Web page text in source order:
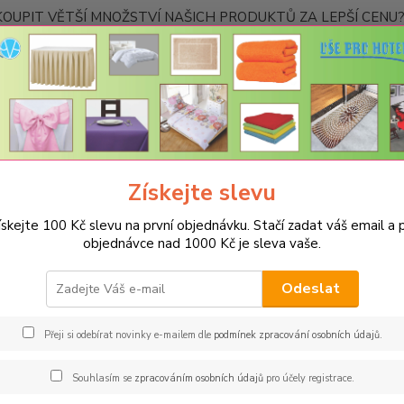
VĚTŠÍ MNOŽSTVÍ NAŠICH PRODUKTŮ ZA LEPŠÍ
Kontakty
Hledat
Teflonové ubrusy jednobarevné s vodoodpudivou úpravou
ubrus 38x140cm - červený
Získejte slevu
100 Kč slevu na první objednávku. Stačí zadat váš email a
objednávce nad 1000 Kč je sleva vaše.
Odeslat
Přeji si odebírat novinky e-mailem dle podmínek zpracování osobních údajů.
Souhlasím se zpracováním osobních údajůpro účely registrace.